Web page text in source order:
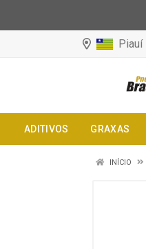
Piauí
ADITIVOS GRAXAS
INÍCIO